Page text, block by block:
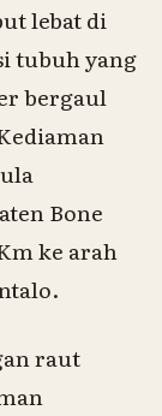
lebat di
tubuh yang
bergaul
Bone
ke arah
raut